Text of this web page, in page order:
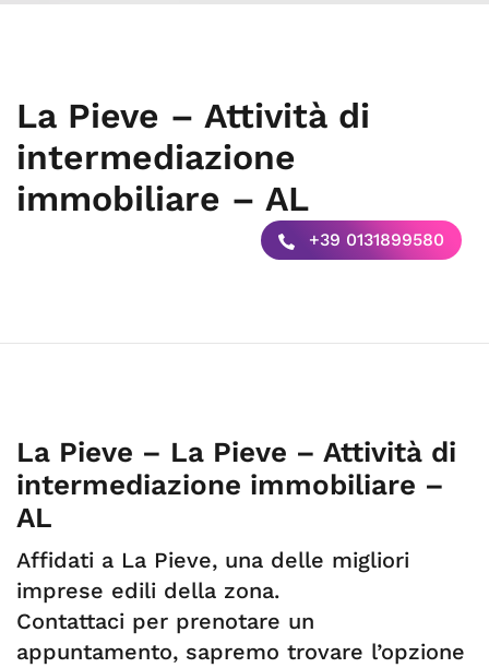
La Pieve – Attività di
intermediazione
immobiliare – AL
+39 0131899580
La Pieve – La Pieve – Attività di
intermediazione immobiliare –
AL
Affidati a La Pieve, una delle migliori
imprese edili della zona.
Contattaci per prenotare un
appuntamento, sapremo trovare l’opzione